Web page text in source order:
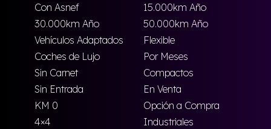
Con Asnef
15.000km Año
30.000km Año
50.000km Año
Vehículos Adaptados
Flexible
Coches de Lujo
Por Meses
Sin Carnet
Compactos
Sin Entrada
En Venta
KM 0
Opción a Compra
4×4
Industriales